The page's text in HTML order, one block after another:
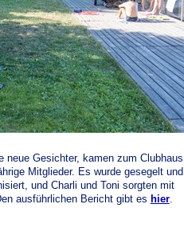
Gesichter, kamen zum Clubhaus.
Mitglieder. Es wurde gesegelt und
und Charli und Toni sorgten mit
ausführlichen Bericht gibt es hier.